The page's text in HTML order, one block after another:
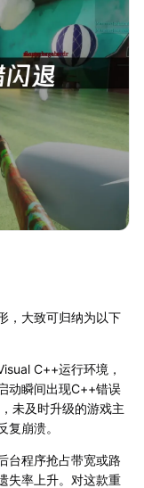
，大致可归纳为以下
C++运行环境，
动瞬间出现C++错误
未及时升级的游戏主
崩溃。
台程序抢占带宽或路
失率上升。对这款重